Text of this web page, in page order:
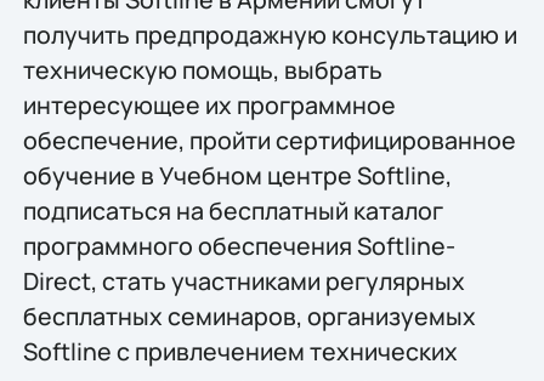
получить предпродажную консультацию и
техническую помощь, выбрать
интересующее их программное
обеспечение, пройти сертифицированное
обучение в Учебном центре Softline,
подписаться на бесплатный каталог
программного обеспечения Softline-
Direct, стать участниками регулярных
бесплатных семинаров, организуемых
Softline с привлечением технических